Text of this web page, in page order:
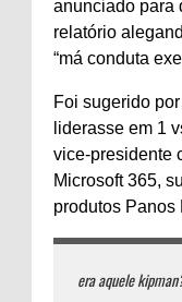
anunciado para
relatório
“má conduta
Foi sugerido
liderasse em 1
vice-presidente
Microsoft 365,
produtos Panos
era aquele